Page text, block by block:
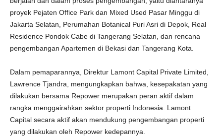
proyek Pejaten Office Park dan Mixed Used Pasar Minggu di
Jakarta Selatan, Perumahan Botanical Puri Asri di Depok, Real
Residence Pondok Cabe di Tangerang Selatan, dan rencana
pengembangan Apartemen di Bekasi dan Tangerang Kota.
Dalam pemaparannya, Direktur Lamont Capital Private Limited,
Lawrence Tjandra, mengungkapkan bahwa, kesepakatan yang
dilakukan bersama Repower merupakan peran aktif dalam
rangka menggairahkan sektor properti Indonesia. Lamont
Capital secara aktif akan mendukung pengembangan properti
yang dilakukan oleh Repower kedepannya.